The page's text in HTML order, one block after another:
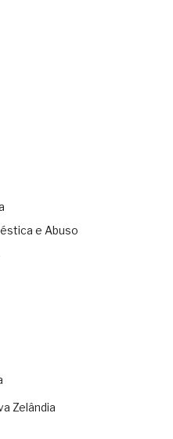
e Abuso
Zelândia